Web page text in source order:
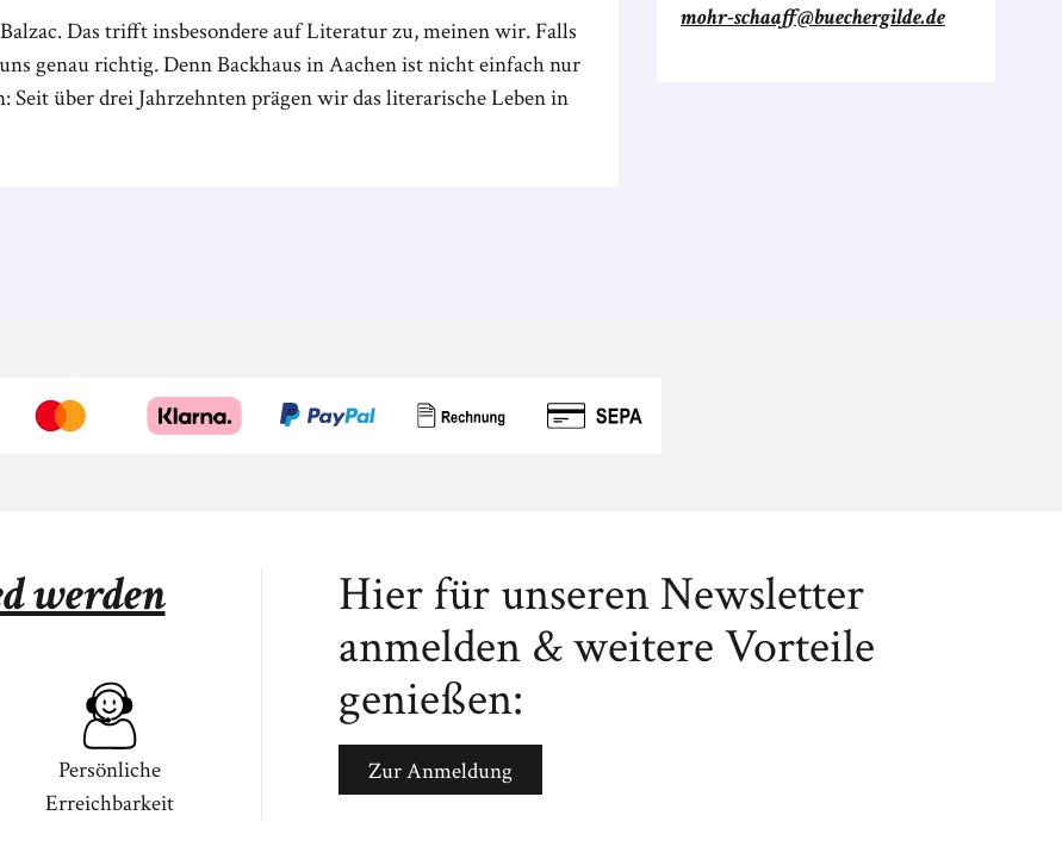
Das trifft insbesondere auf Literatur zu, meinen wir. Falls
genau richtig. Denn Backhaus in Aachen ist nicht einfach nur
über drei Jahrzehnten prägen wir das literarische Leben in
mohr-schaaff@buechergilde.de
werden
Persönliche
Erreichbarkeit
Hier für unseren Newsletter
anmelden & weitere Vorteile
genießen:
Zur Anmeldung